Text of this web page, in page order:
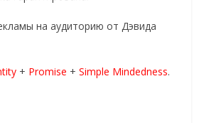
на аудиторию от Дэвида
+ Promise +Simple Mindedness.